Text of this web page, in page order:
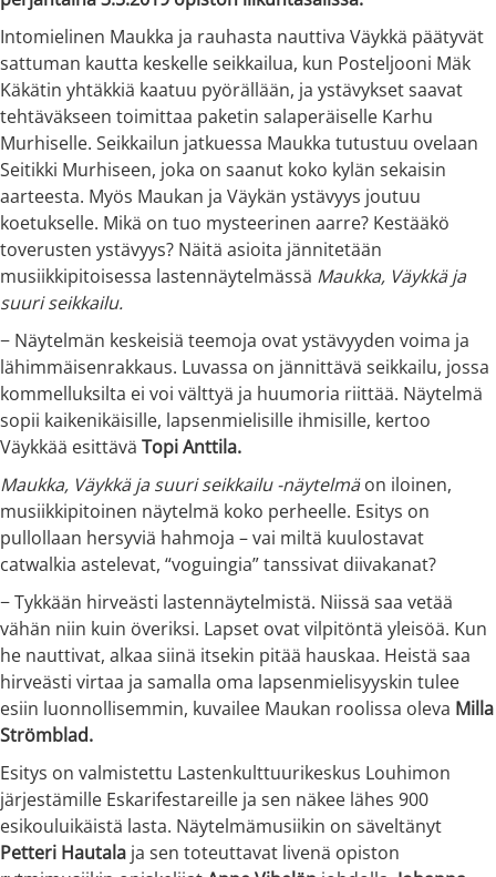
Intomielinen Maukka ja rauhasta nauttiva Väykkä päätyvät
sattuman kautta keskelle seikkailua, kun Posteljooni Mäk
Käkätin yhtäkkiä kaatuu pyörällään, ja ystävykset saavat
tehtäväkseen toimittaa paketin salaperäiselle Karhu
Murhiselle. Seikkailun jatkuessa Maukka tutustuu ovelaan
Seitikki Murhiseen, joka on saanut koko kylän sekaisin
aarteesta. Myös Maukan ja Väykän ystävyys joutuu
koetukselle. Mikä on tuo mysteerinen aarre? Kestääkö
toverusten ystävyys? Näitä asioita jännitetään
musiikkipitoisessa lastennäytelmässä Maukka, Väykkä ja
suuri seikkailu.
− Näytelmän keskeisiä teemoja ovat ystävyyden voima ja
lähimmäisenrakkaus. Luvassa on jännittävä seikkailu, jossa
kommelluksilta ei voi välttyä ja huumoria riittää. Näytelmä
sopii kaikenikäisille, lapsenmielisille ihmisille, kertoo
Väykkää esittävä Topi Anttila.
Maukka, Väykkä ja suuri seikkailu -näytelmäon iloinen,
musiikkipitoinen näytelmä koko perheelle. Esitys on
pullollaan hersyviä hahmoja – vai miltä kuulostavat
catwalkia astelevat, “voguingia” tanssivat diivakanat?
− Tykkään hirveästi lastennäytelmistä. Niissä saa vetää
vähän niin kuin överiksi. Lapset ovat vilpitöntä yleisöä. Kun
he nauttivat, alkaa siinä itsekin pitää hauskaa. Heistä saa
hirveästi virtaa ja samalla oma lapsenmielisyyskin tulee
esiin luonnollisemmin, kuvailee Maukan roolissa oleva Milla
Strömblad.
Esitys on valmistettu Lastenkulttuurikeskus Louhimon
järjestämille Eskarifestareille ja sen näkee lähes 900
esikouluikäistä lasta. Näytelmämusiikin on säveltänyt
Petteri Hautala ja sen toteuttavat livenä opiston